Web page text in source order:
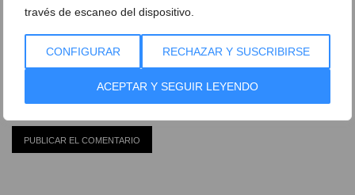
través de escaneo del dispositivo.
CONFIGURAR RECHAZAR Y SUSCRIBIRSE
ACEPTAR Y SEGUIR LEYENDO